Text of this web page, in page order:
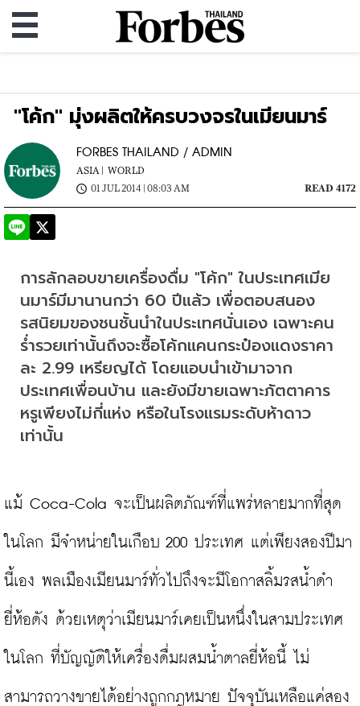
"โค้ก" มุ่งผลิตให้ครบวงจรในเมียนมาร์
FORBES THAILAND / ADMIN
ASIA |
WORLD
01 JUL 2014 | 08:03 AM
READ 4172
การลักลอบขายเครื่องดื่ม "โค้ก" ในประเทศเมีย
นมาร์มีมานานกว่า 60 ปีแล้ว เพื่อตอบสนอง
รสนิยมของชนชั้นนำในประเทศนั่นเอง เฉพาะคน
ร่ำรวยเท่านั้นถึงจะซื้อโค้กแคนกระป๋องแดงราคา
ละ 2.99 เหรียญได้ โดยแอบนำเข้ามาจาก
ประเทศเพื่อนบ้าน และยังมีขายเฉพาะภัตตาคาร
หรูเพียงไม่กี่แห่ง หรือในโรงแรมระดับห้าดาว
เท่านั้น
แม้ Coca-Cola จะเป็นผลิตภัณฑ์ที่แพร่หลายมากที่สุด
ในโลก มีจำหน่ายในเกือบ 200 ประเทศ แต่เพียงสองปีมา
นี้เอง พลเมืองเมียนมาร์ทั่วไปถึงจะมีโอกาสลิ้มรสน้ำดำ
ยี่ห้อดัง ด้วยเหตุว่าเมียนมาร์เคยเป็นหนึ่งในสามประเทศ
ในโลก ที่บัญญัติให้เครื่องดื่มผสมน้ำตาลยี่ห้อนี้ ไม่
สามารถวางขายได้อย่างถูกกฎหมาย ปัจจุบันเหลือแค่สอง